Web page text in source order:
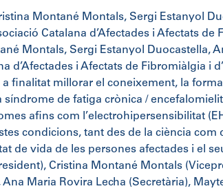
Montané Montals, Sergi Estanyol
Catalana d’Afectades i Afectats
Montals, Sergi Estanyol Duocastella,
d’Afectades i Afectats de Fibromiàlgia i
finalitat millorar el coneixement, la
síndrome de fatiga crònica /
afins com l’electrohipersensibilitat
condicions, tant des de la ciència
de vida de les persones afectades i el
Cristina Montané Montals
Maria Rovira Lecha (Secretària),